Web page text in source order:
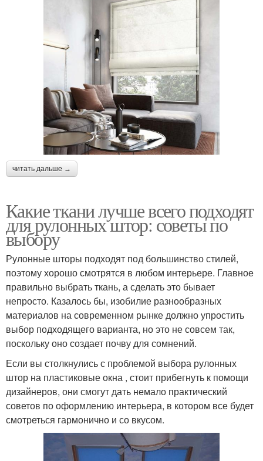
читать дальше →
Какие ткани лучше всего подходят
для рулонных штор: советы по
выбору
Рулонные шторы подходят под большинство стилей,
поэтому хорошо смотрятся в любом интерьере. Главное
правильно выбрать ткань, а сделать это бывает
непросто. Казалось бы, изобилие разнообразных
материалов на современном рынке должно упростить
выбор подходящего варианта, но это не совсем так,
поскольку оно создает почву для сомнений.
Если вы столкнулись с проблемой выбора рулонных
штор на пластиковые окна , стоит прибегнуть к помощи
дизайнеров, они смогут дать немало практический
советов по оформлению интерьера, в котором все будет
смотреться гармонично и со вкусом.